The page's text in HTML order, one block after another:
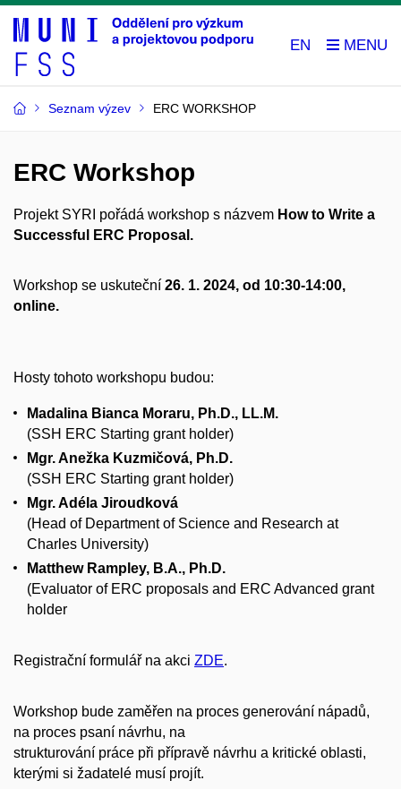
EN
Seznam výzev ERC WORKSHOP
ERC Workshop
Projekt SYRI pořádá workshop s názvem How to Write a
Successful ERC Proposal.
Workshop se uskuteční 26. 1. 2024, od 10:30-14:00,
online.
Hosty tohoto workshopu budou:
Madalina Bianca Moraru, Ph.D., LL.M.
(SSH ERC Starting grant holder)
Mgr. Anežka Kuzmičová, Ph.D.
(SSH ERC Starting grant holder)
Mgr. Adéla Jiroudková
(Head of Department of Science and Research at
Charles University)
Matthew Rampley, B.A., Ph.D.
(Evaluator of ERC proposals and ERC Advanced grant
holder
Registrační formulář na akci ZDE.
Workshop bude zaměřen na proces generování nápadů,
na proces psaní návrhu, na
strukturování práce při přípravě návrhu a kritické oblasti,
kterými si žadatelé musí projít.